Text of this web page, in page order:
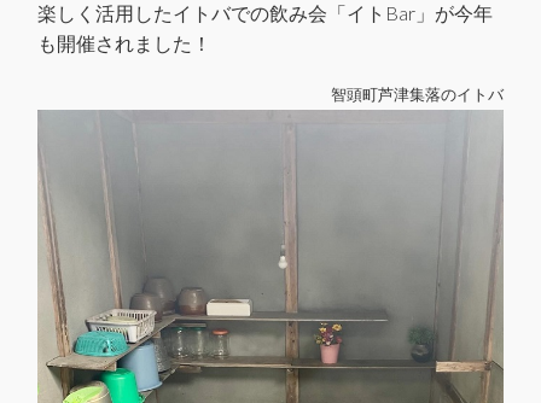
楽しく活用したイトバでの飲み会「イトBar」が今年
も開催されました！
智頭町芦津集落のイトバ